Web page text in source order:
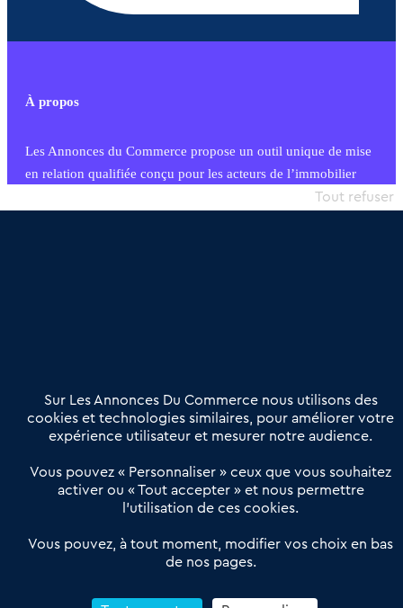
À propos
Les Annonces du Commerce propose un outil unique de mise
en relation qualifiée conçu pour les acteurs de l’immobilier
commercial et les collectivités territoriales, simple et intégrant
Offres Pro
Actualités
Qui sommes nous ?
Derniers articles
Réseau 3C : un partenaire national dédié aux transactions
Petitscommerces : Un partenariat au service du commerce de
proximité et des territoires
Sur Les Annonces Du Commerce nous utilisons des
cookies et technologies similaires, pour améliorer votre
expérience utilisateur et mesurer notre audience.
Vous pouvez « Personnaliser » ceux que vous souhaitez
activer ou « Tout accepter » et nous permettre
l’utilisation de ces cookies.
Vous pouvez, à tout moment, modifier vos choix en bas
de nos pages.
Tout refuser